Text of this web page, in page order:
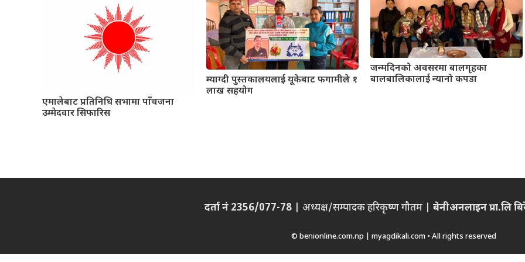
एमालेबाट प्रतिनिधि सभामा पाँचजना
उम्मेदवार सिफारिस
म्याग्दी पुस्तकालयलाई यूकेबाट फगामीले १
लाख सहयोग
जन्मदिनको अवसरमा बालगृहका
बालबालिकालाई न्यानो कपडा
दर्ता नं 2356/077-78| अध्यक्ष/सम्पादक हरिकृष्ण गौतम | बेनीअनलाइन प्रा.लि
© benionline.com.np | myagdikali.com • All rights reserved